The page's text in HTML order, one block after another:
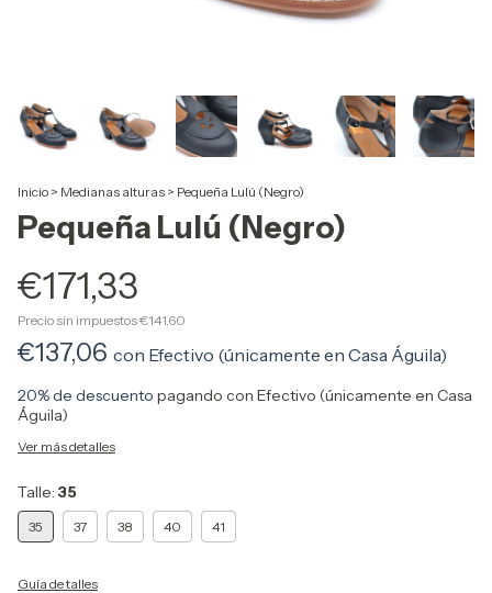
Inicio > Medianas alturas > Pequeña Lulú (Negro)
Pequeña Lulú (Negro)
€171,33
Precio sin impuestos€141,60
€137,06 con Efectivo (únicamente en Casa Águila)
20% de descuento pagando con Efectivo (únicamente en Casa
Águila)
Ver más detalles
Talle: 35
35 37 38 40 41
Guía de talles